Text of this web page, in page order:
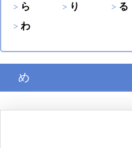
ら
り る
わ
め